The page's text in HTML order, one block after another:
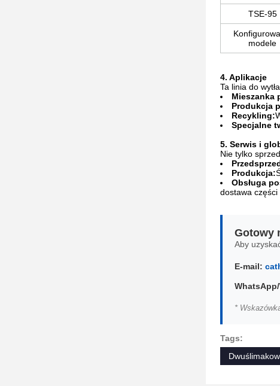
TSE-95
modele
4. Aplikacje
Ta linia do
Mieszanka
Produkcja
Recykling:
Specjalne
5. Serwis i
Nie tylko
Produkcja:
Obsługa
dostawa części
Gotowy
Aby
E-mail:
*
Tags: